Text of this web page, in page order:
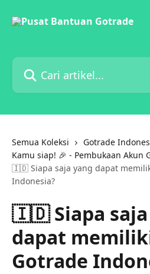
Cari artikel...
Semua Koleksi
Gotrade
Kamu siap! 🎉 - Pembukaan Akun
🇮🇩 Siapa saja yang dapat
Indonesia?
🇮🇩 Siapa saja
dapat
Gotrade